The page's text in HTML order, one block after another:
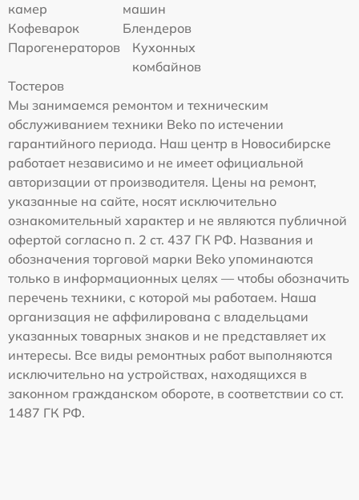
камер
машин
Кофеварок
Блендеров
Парогенераторов
Кухонных
комбайнов
Тостеров
Мы занимаемся ремонтом и техническим
обслуживанием техники Beko по истечении
гарантийного периода. Наш центр в Новосибирске
работает независимо и не имеет официальной
авторизации от производителя. Цены на ремонт,
указанные на сайте, носят исключительно
ознакомительный характер и не являются публичной
офертой согласно п. 2 ст. 437 ГК РФ. Названия и
обозначения торговой марки Beko упоминаются
только в информационных целях — чтобы обозначить
перечень техники, с которой мы работаем. Наша
организация не аффилирована с владельцами
указанных товарных знаков и не представляет их
интересы. Все виды ремонтных работ выполняются
исключительно на устройствах, находящихся в
законном гражданском обороте, в соответствии со ст.
1487 ГК РФ.